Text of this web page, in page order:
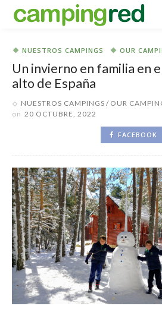
NUESTROS CAMPINGS OUR
Un invierno en familia en
alto de España
NUESTROS CAMPINGS OUR
on 20 OCTUBRE, 2022
FACEBOOK